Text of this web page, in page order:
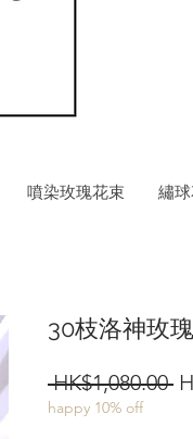
噴染玫瑰花束 繡
30枝洛神玫
HK$1,080.00 一
happy 10% off